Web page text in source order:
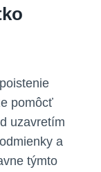
pomôcť
uzavretím
a
týmto